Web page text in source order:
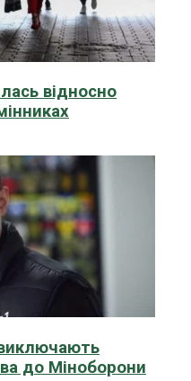
відносно
до Міноборони